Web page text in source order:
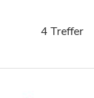
4 Treffer